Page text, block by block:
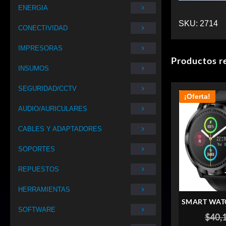
ENERGIA
CONECTIVIDAD
IMPRESORAS
INSUMOS
SEGURIDAD/CCTV
AUDIO/AURICULARES
CABLES Y ADAPTADORES
SOPORTES
REPUESTOS
HERRAMIENTAS
SOFTWARE
SKU: 2714
Productos
¡Oferta!
SMART
$